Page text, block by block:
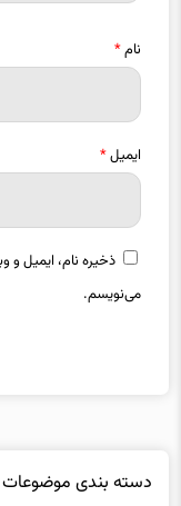
نام*
ایمیل*
ذخیره نام، ایمیل و
می‌نویسم.
دسته بندی موضوعات